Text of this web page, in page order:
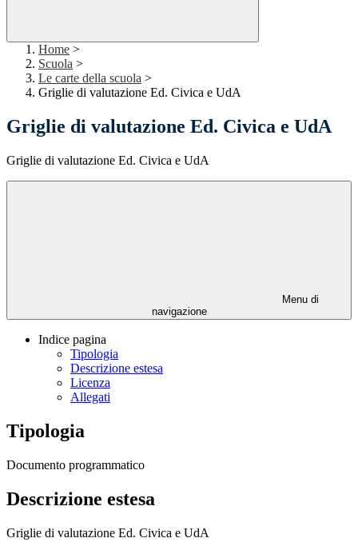
Home >
Scuola >
Le carte della scuola >
Griglie di valutazione Ed. Civica e UdA
Griglie di valutazione Ed. Civica e UdA
Griglie di valutazione Ed. Civica e UdA
Menu di
navigazione
Indice pagina
Tipologia
Descrizione estesa
Licenza
Allegati
Tipologia
Documento programmatico
Descrizione estesa
Griglie di valutazione Ed. Civica e UdA